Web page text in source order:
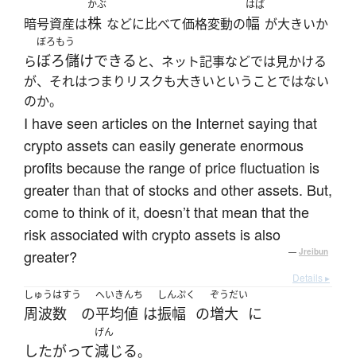
暗号資産は
かぶ
株 などに比べて価格変動の
はば
幅 が大きいか
ら
ぼろもう
ぼろ儲けできる と、ネット記事などでは見かける
が、それはつまりリスクも大きいということではない
のか。
I have seen articles on the Internet saying that
crypto assets can easily generate enormous
profits because the range of price fluctuation is
greater than that of stocks and other assets. But,
come to think of it, doesn’t that mean that the
risk associated with crypto assets is also
greater?
— Jreibun
Details ▸
しゅうはすう
周波数 の
へいきんち
平均値 は
しんぷく
振幅 の
ぞうだい
増大
に
したがって
げん
減じる。